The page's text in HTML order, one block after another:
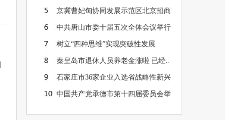
京冀曹妃甸协同发展示范区北京招商
中共唐山市委十届五次全体会议举行
树立“四种思维”实现突破性发展
秦皇岛市退休人员养老金涨啦 已经..
石家庄市36家企业入选省战略性新兴
中国共产党承德市第十四届委员会举